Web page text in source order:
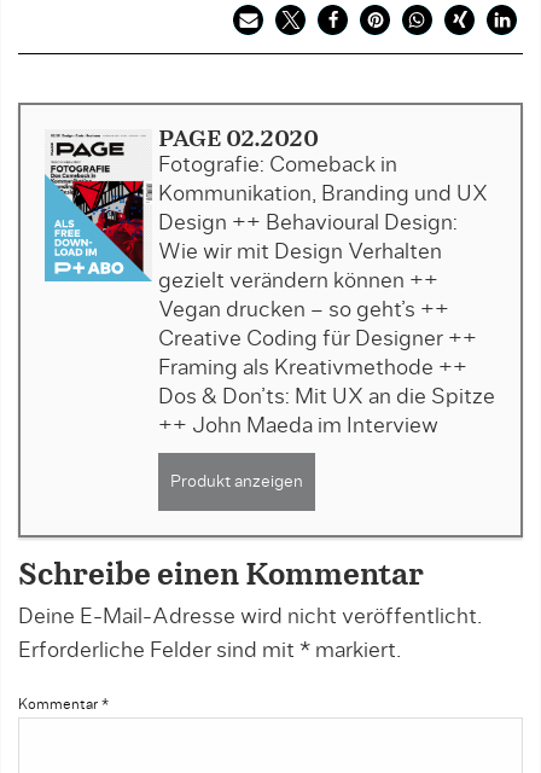
PAGE 02.2020
Fotografie: Comeback in
Kommunikation, Branding und UX
Design ++ Behavioural Design:
Wie wir mit Design Verhalten
gezielt verändern können ++
Vegan drucken – so geht’s ++
Creative Coding für Designer ++
Framing als Kreativmethode ++
Dos & Don’ts: Mit UX an die Spitze
++ John Maeda im Interview
Produkt anzeigen
Schreibe einen Kommentar
Deine E-Mail-Adresse wird nicht veröffentlicht.
Erforderliche Felder sind mit * markiert.
Kommentar *